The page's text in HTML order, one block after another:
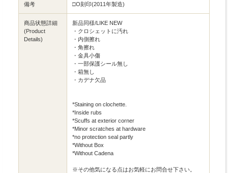
備考 □O刻印(2011年製造)
商品状態詳細
(Product
Details)
新品同様/LIKE NEW
・クロシェットに汚れ
・内側擦れ
・角擦れ
・金具小傷
・一部保護シール無し
・箱無し
・カデナ欠品
*Staining on clochette.
*Inside rubs
*Scuffs at exterior corner
*Minor scratches at hardware
*no protection seal partly
*Without Box
*Without Cadena
※その他気になる点はお気軽にお問合せ下さい。